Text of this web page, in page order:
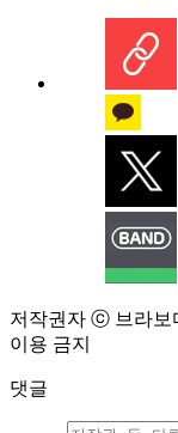
저작권자 ⓒ 브라보
이용 금지
댓글